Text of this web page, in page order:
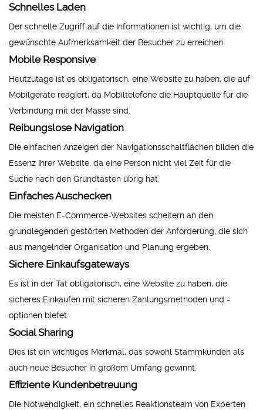
Schnelles Laden
Der schnelle Zugriff auf die Informationen ist wichtig, um die
gewünschte Aufmerksamkeit der Besucher zu erreichen.
Mobile Responsive
Heutzutage ist es obligatorisch, eine Website zu haben, die auf
Mobilgeräte reagiert, da Mobiltelefone die Hauptquelle für die
Verbindung mit der Masse sind.
Reibungslose Navigation
Die einfachen Anzeigen der Navigationsschaltflächen bilden die
Essenz Ihrer Website, da eine Person nicht viel Zeit für die
Suche nach den Grundtasten übrig hat.
Einfaches Auschecken
Die meisten E-Commerce-Websites scheitern an den
grundlegenden gestörten Methoden der Anforderung, die sich
aus mangelnder Organisation und Planung ergeben.
Sichere Einkaufsgateways
Es ist in der Tat obligatorisch, eine Website zu haben, die
sicheres Einkaufen mit sicheren Zahlungsmethoden und -
optionen bietet.
Social Sharing
Dies ist ein wichtiges Merkmal, das sowohl Stammkunden als
auch neue Besucher in großem Umfang gewinnt.
Effiziente Kundenbetreuung
Die Notwendigkeit, ein schnelles Reaktionsteam von Experten